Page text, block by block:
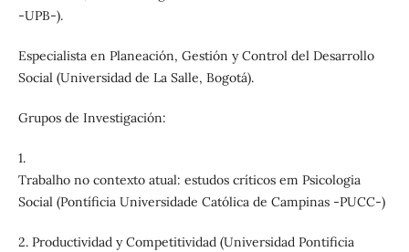
-UPB-).
Especialista en Planeación, Gestión y Control del Desarrollo
Social (Universidad de La Salle, Bogotá).
Grupos de Investigación:
1.
Trabalho no contexto atual: estudos críticos em Psicologia
Social (Pontíficia Universidade Católica de Campinas -PUCC-)
2. Productividad y Competitividad (Universidad Pontificia